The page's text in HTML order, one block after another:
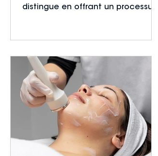
distingue en offrant un processus